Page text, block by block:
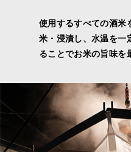
使用するすべての酒米
米・浸漬し、水温を一
ることでお米の旨味を